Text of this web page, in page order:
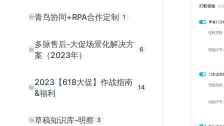
青鸟协同+RPA合作定制 1
多脉售后-大促场景化解决方
案（2023年）
6
2023【618大促】作战指南
&福利
14
草稿知识库-明察 3